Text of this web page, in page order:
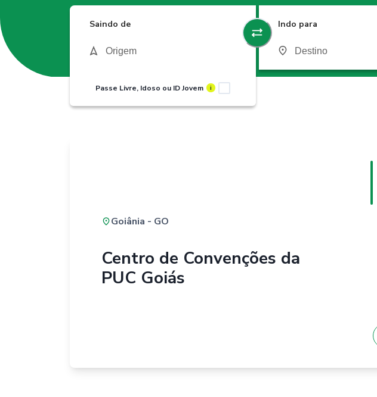
Saindo de
Passe Livre, Idoso ou ID Jovem i
Indo para
Goiânia - GO
Centro de Convenções da
PUC Goiás